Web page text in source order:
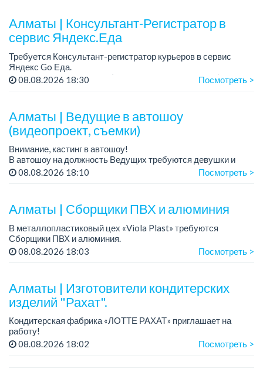
Алматы | Консультант-Регистратор в
сервис Яндекс.Еда
Требуется Консультант-регистратор курьеров в сервис
Яндекс Go Еда.
Условия: работа в офисе (Абылай хана - Макатаева).
08.08.2026 18:30 Посмотреть >
Алматы | Ведущие в автошоу
(видеопроект, съемки)
Внимание, кастинг в автошоу!
В автошоу на должность Ведущих требуются девушки и
парни. А также авто эксперты и авто перекупы.
08.08.2026 18:10 Посмотреть >
Алматы | Сборщики ПВХ и алюминия
В металлопластиковый цех «Viola Plast» требуются
Сборщики ПВХ и алюминия.
График работы: 5/2, с 08.00 до 17.00.
08.08.2026 18:03 Посмотреть >
Алматы | Изготовители кондитерских
изделий "Рахат".
Кондитерская фабрика «ЛОТТЕ РАХАТ» приглашает на
работу!
График работы: сменный.
08.08.2026 18:02 Посмотреть >